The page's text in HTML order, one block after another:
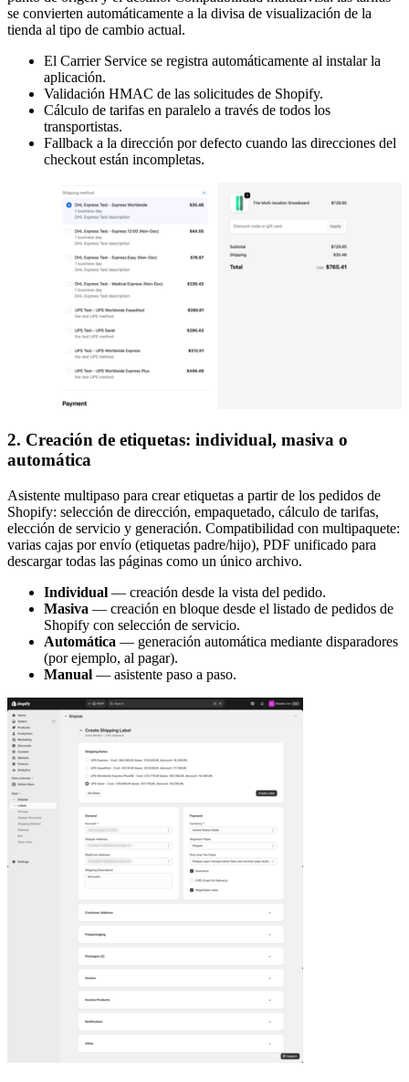
se convierten automáticamente a la divisa de visualización de la
tienda al tipo de cambio actual.
El Carrier Service se registra automáticamente al instalar la
aplicación.
Validación HMAC de las solicitudes de Shopify.
Cálculo de tarifas en paralelo a través de todos los
transportistas.
Fallback a la dirección por defecto cuando las direcciones del
checkout están incompletas.
2. Creación de etiquetas: individual, masiva o
automática
Asistente multipaso para crear etiquetas a partir de los pedidos de
Shopify: selección de dirección, empaquetado, cálculo de tarifas,
elección de servicio y generación. Compatibilidad con multipaquete:
varias cajas por envío (etiquetas padre/hijo), PDF unificado para
descargar todas las páginas como un único archivo.
Individual — creación desde la vista del pedido.
Masiva — creación en bloque desde el listado de pedidos de
Shopify con selección de servicio.
Automática — generación automática mediante disparadores
(por ejemplo, al pagar).
Manual — asistente paso a paso.